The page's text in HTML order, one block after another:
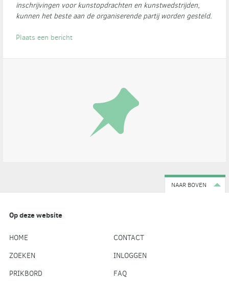
inschrijvingen voor kunstopdrachten en kunstwedstrijden,
kunnen het beste aan de organiserende partij worden gesteld.
Plaats een bericht
NAAR BOVEN
Op deze website
HOME
CONTACT
ZOEKEN
INLOGGEN
PRIKBORD
FAQ